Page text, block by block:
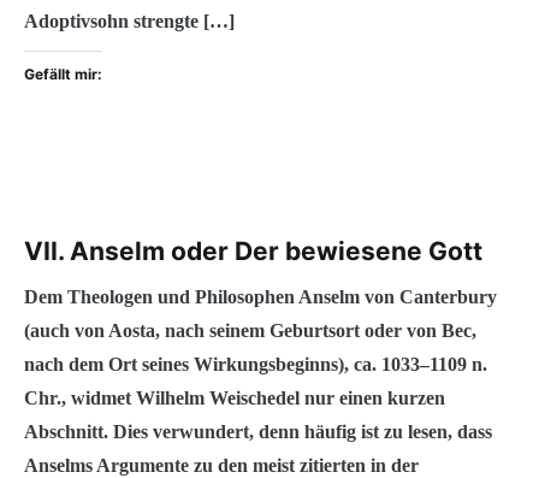
Adoptivsohn strengte […]
Gefällt mir:
VII. Anselm oder Der bewiesene Gott
Dem Theologen und Philosophen Anselm von Canterbury
(auch von Aosta, nach seinem Geburtsort oder von Bec,
nach dem Ort seines Wirkungsbeginns), ca. 1033–1109 n.
Chr., widmet Wilhelm Weischedel nur einen kurzen
Abschnitt. Dies verwundert, denn häufig ist zu lesen, dass
Anselms Argumente zu den meist zitierten in der